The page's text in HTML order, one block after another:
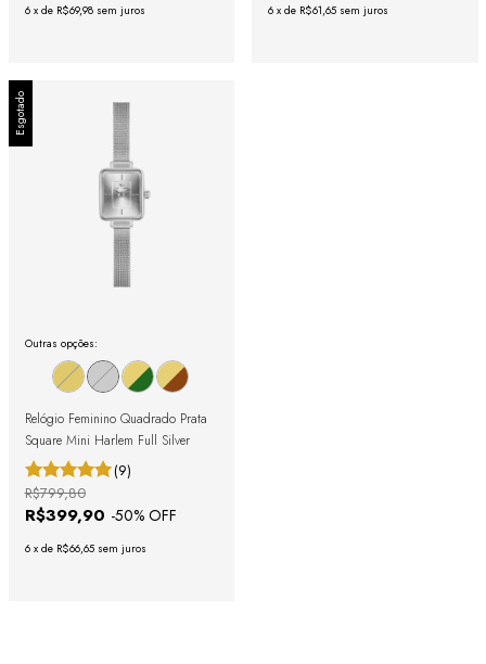
6 x de R$69,98 sem juros 6 x de R$61,65 sem juros
Esgotado
Outras opções:
Relógio Feminino Quadrado Prata
Square Mini Harlem Full Silver
(9)
R$399,90 -50% OFF
R$799,80
6 x de R$66,65 sem juros